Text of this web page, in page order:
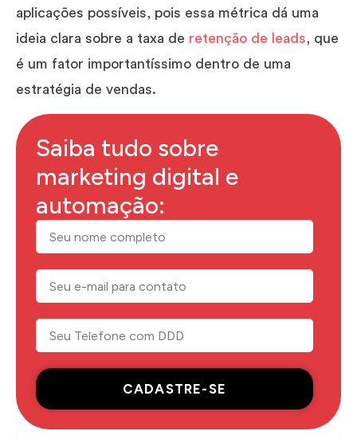
aplicações possíveis, pois essa métrica dá uma
ideia clara sobre a taxa de retenção de leads, que
é um fator importantíssimo dentro de uma
estratégia de vendas.
Saiba tudo sobre
marketing digital e
automação:
CADASTRE-SE